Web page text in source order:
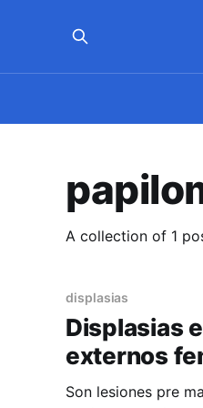
A collection of 1
displasias
Displasias
externos
Son lesiones pre